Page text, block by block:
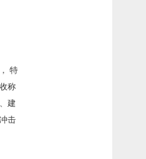
特
称
建
击